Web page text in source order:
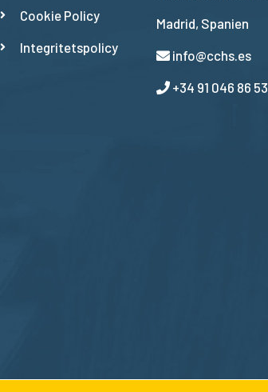
Cookie Policy
Integritetspolicy
Madrid, Spanien
info@cchs.es
+34 91 046 86 53